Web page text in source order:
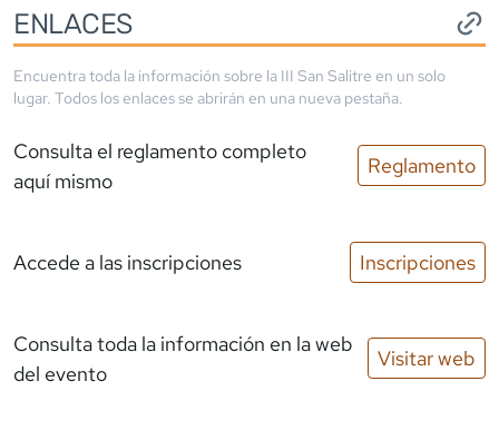
ENLACES
Encuentra toda la información sobre la III San Salitre en un solo
lugar. Todos los enlaces se abrirán en una nueva pestaña.
Consulta el reglamento completo
aquí mismo
Reglamento
Accede a las inscripciones Inscripciones
Consulta toda la información en la web
del evento
Visitar web